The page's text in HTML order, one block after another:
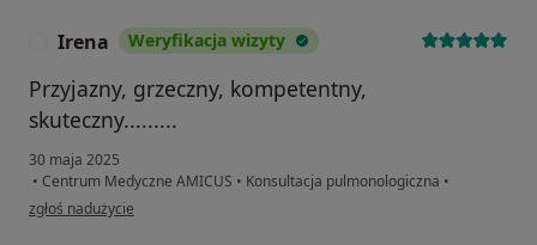
Irena Weryfikacja wizyty
Przyjazny, grzeczny, kompetentny,
skuteczny.........
30 maja 2025
• Centrum Medyczne AMICUS • Konsultacja pulmonologiczna •
w opinii użytkownika Irena
zgłoś nadużycie